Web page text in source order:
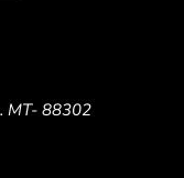
MT- 88302